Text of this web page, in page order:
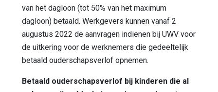
van het dagloon (tot 50% van het maximum
dagloon) betaald. Werkgevers kunnen vanaf 2
augustus 2022 de aanvragen indienen bij UWV voor
de uitkering voor de werknemers die gedeeltelijk
betaald ouderschapsverlof opnemen.
Betaald ouderschapsverlof bij kinderen die al